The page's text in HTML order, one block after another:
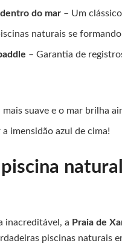
do mar – Um
naturais se
– Garantia de
suave e o mar brilha
imensidão azul de cima!
inacreditável, a Praia de
piscinas naturais